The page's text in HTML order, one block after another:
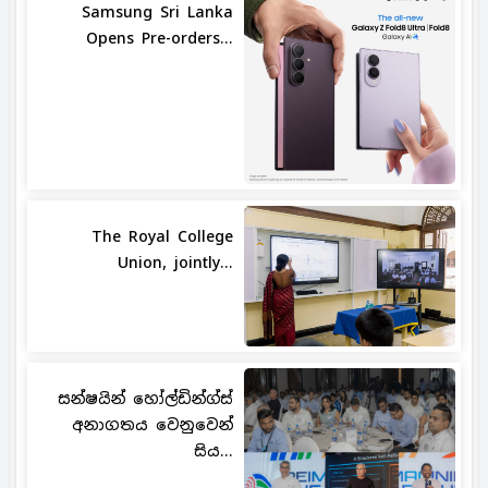
Samsung Sri Lanka
Opens Pre-orders...
The Royal College
Union, jointly...
සන්ෂයින් හෝල්ඩින්ග්ස්
අනාගතය වෙනුවෙන්
සිය...